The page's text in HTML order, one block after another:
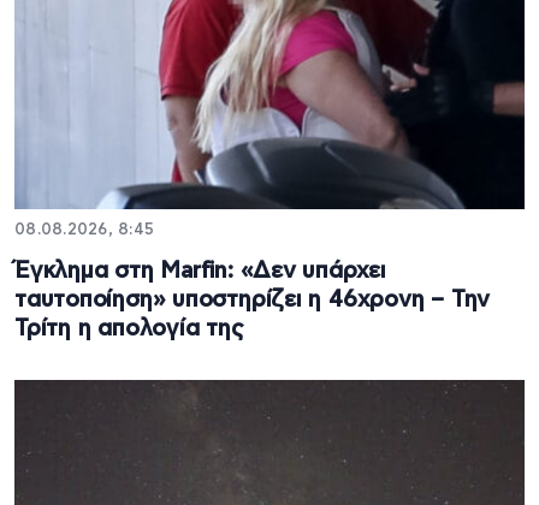
08.08.2026, 8:45
Έγκλημα στη Marfin: «Δεν υπάρχει
ταυτοποίηση» υποστηρίζει η 46χρονη – Την
Τρίτη η απολογία της